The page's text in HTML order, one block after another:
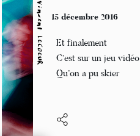
Vincent LECŒUR 15 décembre 2016
Et finalement
C’est sur un jeu vidéo
Qu’on a pu skier